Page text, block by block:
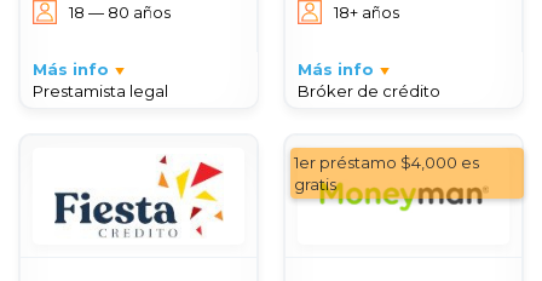
18 — 80 años
Más info
Prestamista legal
18+ años
Más info
Bróker de crédito
1er préstamo $4,000 es
gratis